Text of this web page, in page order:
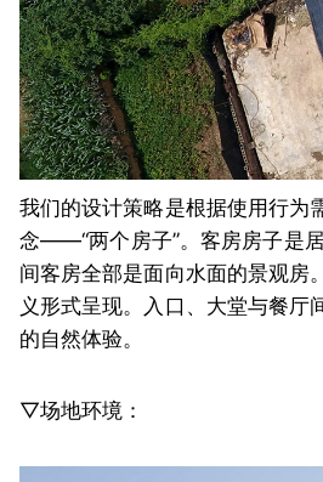
我们的设计策略是根据使用行为
念——“两个房子”。客房房子是
间客房全部是面向水面的景观房
义形式呈现。入口、大堂与餐
的自然体验。
▽场地环境：